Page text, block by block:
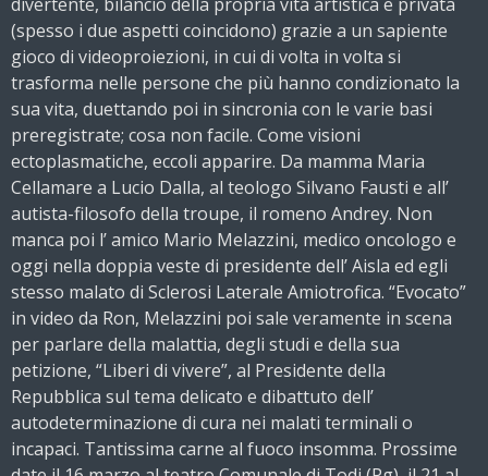
(spesso i due aspetti coincidono) grazie a un sapiente
gioco di videoproiezioni, in cui di volta in volta si
trasforma nelle persone che più hanno condizionato la
sua vita, duettando poi in sincronia con le varie basi
preregistrate; cosa non facile. Come visioni
ectoplasmatiche, eccoli apparire. Da mamma Maria
Cellamare a Lucio Dalla, al teologo Silvano Fausti e all’
autista-filosofo della troupe, il romeno Andrey. Non
manca poi l’ amico Mario Melazzini, medico oncologo e
oggi nella doppia veste di presidente dell’ Aisla ed egli
stesso malato di Sclerosi Laterale Amiotrofica. “Evocato”
in video da Ron, Melazzini poi sale veramente in scena
per parlare della malattia, degli studi e della sua
petizione, “Liberi di vivere”, al Presidente della
Repubblica sul tema delicato e dibattuto dell’
autodeterminazione di cura nei malati terminali o
incapaci. Tantissima carne al fuoco insomma. Prossime